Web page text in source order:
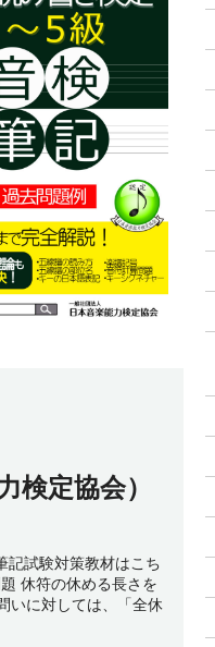
検定協会）
記試験対策教材はこち
休符の休める長さを
いに対しては、「全休